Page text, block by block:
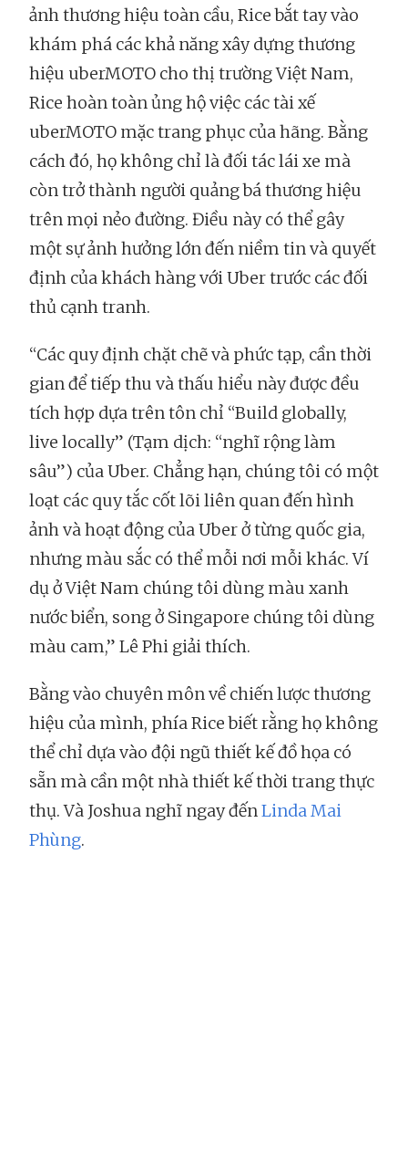
ảnh thương hiệu toàn cầu, Rice bắt tay vào
khám phá các khả năng xây dựng thương
hiệu uberMOTO cho thị trường Việt Nam,
Rice hoàn toàn ủng hộ việc các tài xế
uberMOTO mặc trang phục của hãng. Bằng
cách đó, họ không chỉ là đối tác lái xe mà
còn trở thành người quảng bá thương hiệu
trên mọi nẻo đường. Điều này có thể gây
một sự ảnh hưởng lớn đến niềm tin và quyết
định của khách hàng với Uber trước các đối
thủ cạnh tranh.
“Các quy định chặt chẽ và phức tạp, cần thời
gian để tiếp thu và thấu hiểu này được đều
tích hợp dựa trên tôn chỉ “Build globally,
live locally” (Tạm dịch: “nghĩ rộng làm
sâu”) của Uber. Chẳng hạn, chúng tôi có một
loạt các quy tắc cốt lõi liên quan đến hình
ảnh và hoạt động của Uber ở từng quốc gia,
nhưng màu sắc có thể mỗi nơi mỗi khác. Ví
dụ ở Việt Nam chúng tôi dùng màu xanh
nước biển, song ở Singapore chúng tôi dùng
màu cam,” Lê Phi giải thích.
Bằng vào chuyên môn về chiến lược thương
hiệu của mình, phía Rice biết rằng họ không
thể chỉ dựa vào đội ngũ thiết kế đồ họa có
sẵn mà cần một nhà thiết kế thời trang thực
thụ. Và Joshua nghĩ ngay đếnLinda Mai
Phùng.